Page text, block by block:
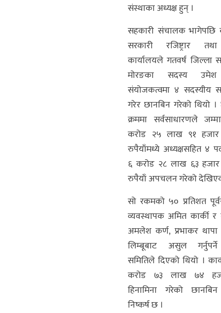
संस्थाका अध्यक्ष हुन् ।
सहकारी संचालक भागेपछि
सरकारी रजिष्ट्रार
कार्यालयले गतवर्ष जिल्ला
मोरङका सदस्य
संयोजकत्वमा ४ सदस्यीय
गरेर छानबिन गरेको थियो
क्रममा सर्वसाधारणले
करोड २५ लाख ९१
रुपैयाँमध्ये अध्यक्षसहित ४
६ करोड २८ लाख ६३
रुपैयाँ अपचलन गरेको
सो रकमको ५० प्रतिशत
व्यवस्थापक अमित कार्की
अमलेश कर्ण, प्रभाकर थापा
लिम्बूबाट असुल गर्नुपर्ने
समितिले दिएको थियो ।
करोड ७३ लाख ७४
हिनामिना गरेको
निष्कर्ष छ ।